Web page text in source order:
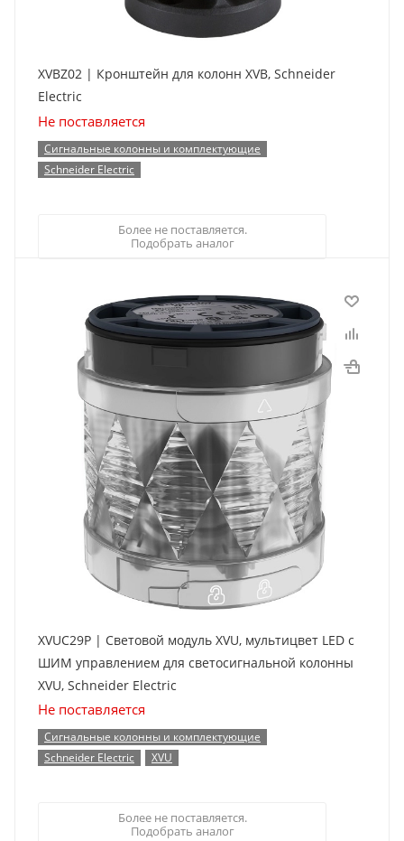
XVBZ02 | Кронштейн для колонн XVB, Schneider
Electric
Не поставляется
Сигнальные колонны и комплектующие
Schneider Electric
Более не поставляется.
Подобрать аналог
XVUC29P | Световой модуль XVU, мультицвет LED с
ШИМ управлением для светосигнальной колонны
XVU, Schneider Electric
Не поставляется
Сигнальные колонны и комплектующие
Schneider Electric
XVU
Более не поставляется.
Подобрать аналог